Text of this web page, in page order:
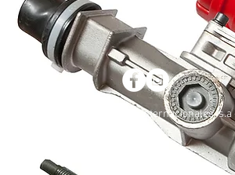
© 2018 por REINSA - repuestos internacionales, s.a